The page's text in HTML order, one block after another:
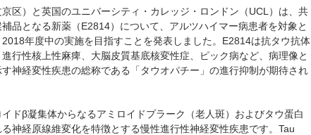
区）と英国のユニバーシティ・カレッジ・ロンドン（UCL）は、共
品となる新薬（E2814）について、アルツハイマー病患者を対象と
年度中の実施を目指すことを発表しました。E2814は抗タウ抗体
行性核上性麻痺、大脳皮質基底核変性症、ピック病など、病理像と
神経変性疾患の総称である「タウオパチー」の進行抑制が期待され
ドβ凝集体からなるアミロイドプラーク（老人斑）およびタウ蛋白
神経原線維変化を特徴とする慢性進行性神経変性疾患です。Tau